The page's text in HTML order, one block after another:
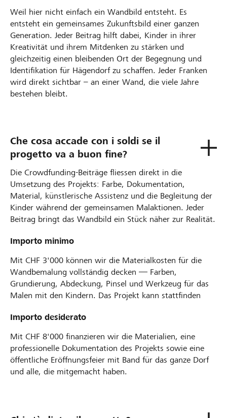
Weil hier nicht einfach ein Wandbild entsteht. Es
entsteht ein gemeinsames Zukunftsbild einer ganzen
Generation. Jeder Beitrag hilft dabei, Kinder in ihrer
Kreativität und ihrem Mitdenken zu stärken und
gleichzeitig einen bleibenden Ort der Begegnung und
Identifikation für Hägendorf zu schaffen. Jeder Franken
wird direkt sichtbar – an einer Wand, die viele Jahre
bestehen bleibt.
Che cosa accade con i soldi se il
progetto va a buon fine?
Die Crowdfunding-Beiträge fliessen direkt in die
Umsetzung des Projekts: Farbe, Dokumentation,
Material, künstlerische Assistenz und die Begleitung der
Kinder während der gemeinsamen Malaktionen. Jeder
Beitrag bringt das Wandbild ein Stück näher zur Realität.
Importo minimo
Mit CHF 3'000 können wir die Materialkosten für die
Wandbemalung vollständig decken — Farben,
Grundierung, Abdeckung, Pinsel und Werkzeug für das
Malen mit den Kindern. Das Projekt kann stattfinden
Importo desiderato
Mit CHF 8'000 finanzieren wir die Materialien, eine
professionelle Dokumentation des Projekts sowie eine
öffentliche Eröffnungsfeier mit Band für das ganze Dorf
und alle, die mitgemacht haben.